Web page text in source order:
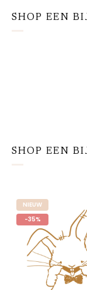
SHOP EEN
SHOP EEN
NIEUW
-35%